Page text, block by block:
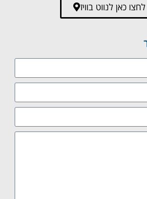
לחצו כאן לנווט בוויז